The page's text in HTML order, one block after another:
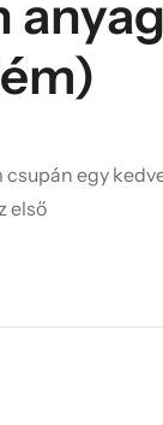
egy
első